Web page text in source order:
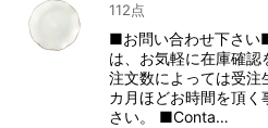
112点
■お問い合わせ下さい
は、お気軽に在庫確
注文数によっては受注
カ月ほどお時間を頂
さい。 ■Conta…